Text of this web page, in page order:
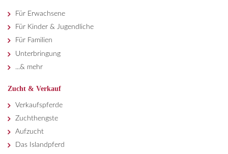
Für Erwachsene
Für Kinder & Jugendliche
Für Familien
Unterbringung
...& mehr
Zucht & Verkauf
Verkaufspferde
Zuchthengste
Aufzucht
Das Islandpferd